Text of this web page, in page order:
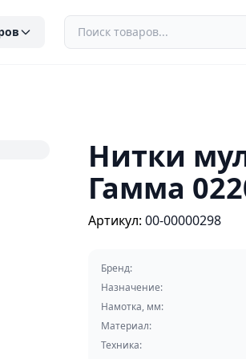
Нитки
Гамма
Артикул:00-00000298
Бренд:
Назначение:
Намотка, мм:
Материал:
Техника: